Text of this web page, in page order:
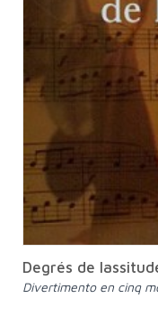
Degrés de
Divertimento en cinq